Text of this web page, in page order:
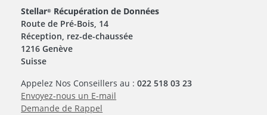
Stellar® Récupération de Données
Route de Pré-Bois, 14
Réception, rez-de-chaussée
1216 Genève
Suisse
Appelez Nos Conseillers au :022 518 03 23
Envoyez-nous un E-mail
Demande de Rappel